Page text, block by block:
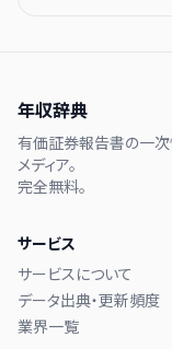
年収辞典
有価証券報告書の一次
メディア。
完全無料。
サービス
サービスについて
データ出典・更新頻度
業界一覧